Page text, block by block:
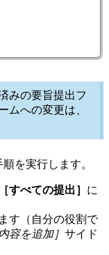
みの要旨提出フ
ムへの変更は、
を実行します。
すべての提出］ に
す（自分の役割で
容を追加］ サイド